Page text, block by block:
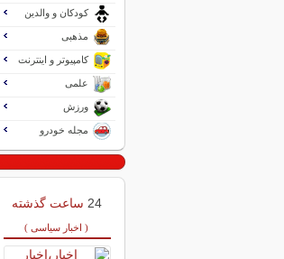
کودکان و والدین
مذهبی
کامپیوتر و اینترنت
علمی
ورزش
مجله خودرو
24 ساعت گذشته
( اخبار سیاسی )